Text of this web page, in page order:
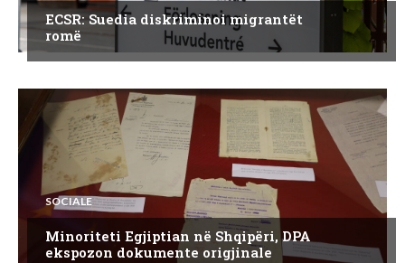
ECSR: Suedia diskriminoi migrantët
romë
SOCIALE
Minoriteti Egjiptian në Shqipëri, DPA
ekspozon dokumente origjinale